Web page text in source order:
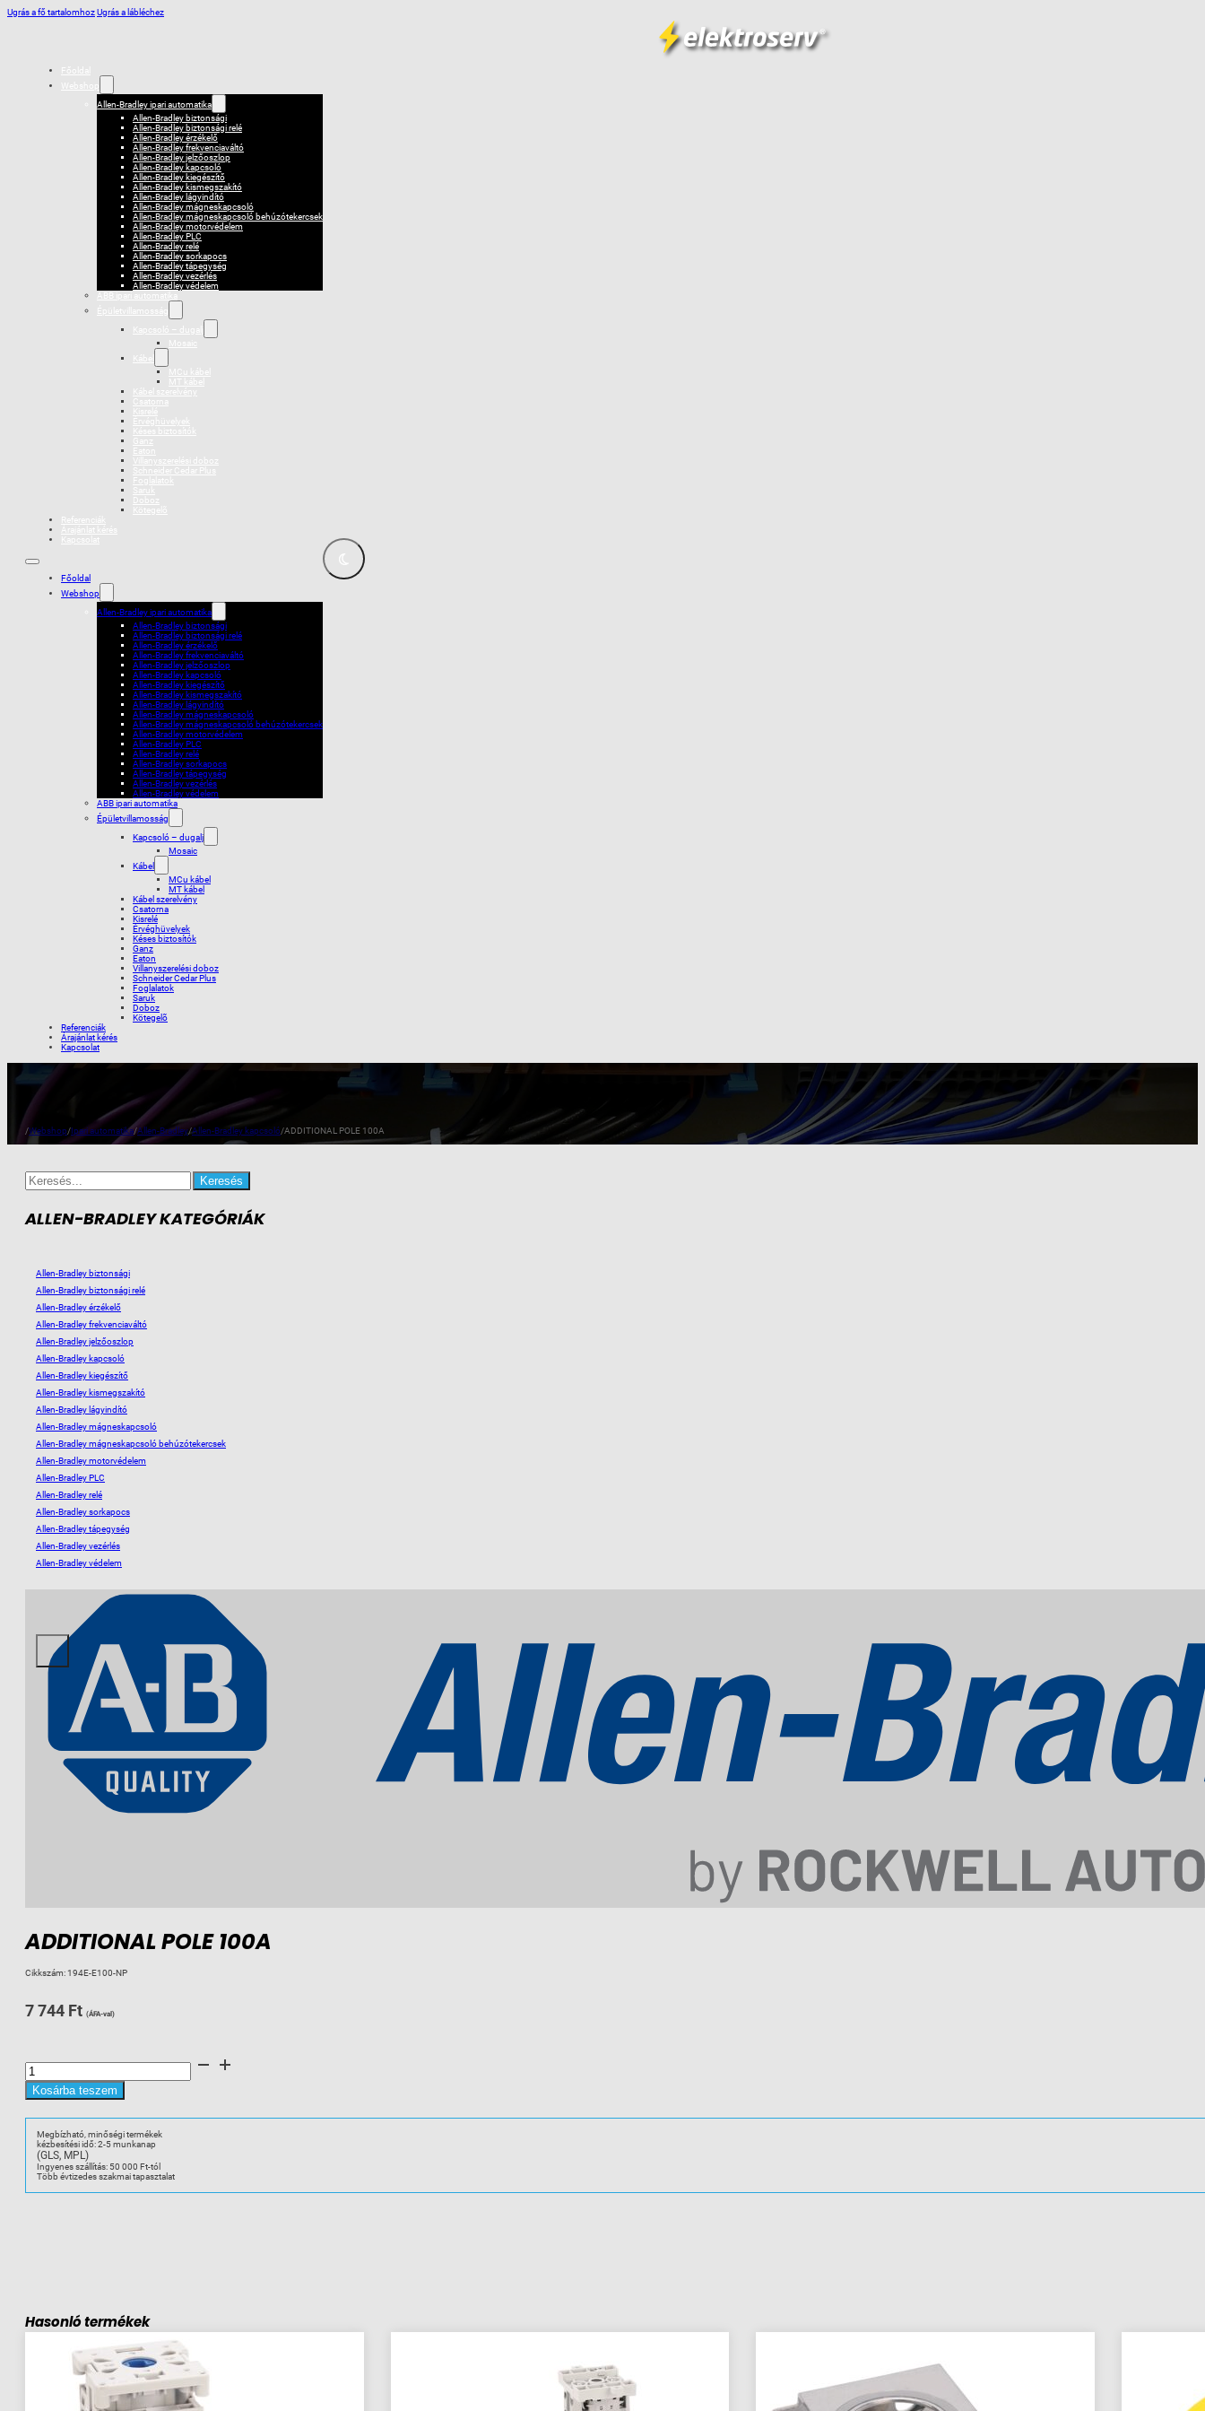
Ugrás a fő tartalomhozUgrás a lábléchez
Főoldal
Webshop
Allen-Bradley ipari automatika
Allen-Bradley biztonsági
Allen-Bradley biztonsági relé
Allen-Bradley érzékelő
Allen-Bradley frekvenciaváltó
Allen-Bradley jelzőoszlop
Allen-Bradley kapcsoló
Allen-Bradley kiegészítő
Allen-Bradley kismegszakító
Allen-Bradley lágyindító
Allen-Bradley mágneskapcsoló
Allen-Bradley mágneskapcsoló behúzótekercsek
Allen-Bradley motorvédelem
Allen-Bradley PLC
Allen-Bradley relé
Allen-Bradley sorkapocs
Allen-Bradley tápegység
Allen-Bradley vezérlés
Allen-Bradley védelem
ABB ipari automatika
Épületvillamosság
Kapcsoló – dugalj
Mosaic
Kábel
MCu kábel
MT kábel
Kábel szerelvény
Csatorna
Kisrelé
Érvéghüvelyek
Késes biztosítók
Ganz
Eaton
Villanyszerelési doboz
Schneider Cedar Plus
Foglalatok
Saruk
Doboz
Kötegelõ
Referenciák
Árajánlat kérés
Kapcsolat
Főoldal
Webshop
Allen-Bradley ipari automatika
Allen-Bradley biztonsági
Allen-Bradley biztonsági relé
Allen-Bradley érzékelő
Allen-Bradley frekvenciaváltó
Allen-Bradley jelzőoszlop
Allen-Bradley kapcsoló
Allen-Bradley kiegészítő
Allen-Bradley kismegszakító
Allen-Bradley lágyindító
Allen-Bradley mágneskapcsoló
Allen-Bradley mágneskapcsoló behúzótekercsek
Allen-Bradley motorvédelem
Allen-Bradley PLC
Allen-Bradley relé
Allen-Bradley sorkapocs
Allen-Bradley tápegység
Allen-Bradley vezérlés
Allen-Bradley védelem
ABB ipari automatika
Épületvillamosság
Kapcsoló – dugalj
Mosaic
Kábel
MCu kábel
MT kábel
Kábel szerelvény
Csatorna
Kisrelé
Érvéghüvelyek
Késes biztosítók
Ganz
Eaton
Villanyszerelési doboz
Schneider Cedar Plus
Foglalatok
Saruk
Doboz
Kötegelõ
Referenciák
Árajánlat kérés
Kapcsolat
/Webshop/Ipari automatika/Allen-Bradley/Allen-Bradley kapcsoló/ADDITIONAL POLE 100A
Search
for:
ALLEN-BRADLEY KATEGÓRIÁK
Allen-Bradley biztonsági
Allen-Bradley biztonsági relé
Allen-Bradley érzékelő
Allen-Bradley frekvenciaváltó
Allen-Bradley jelzőoszlop
Allen-Bradley kapcsoló
Allen-Bradley kiegészítő
Allen-Bradley kismegszakító
Allen-Bradley lágyindító
Allen-Bradley mágneskapcsoló
Allen-Bradley mágneskapcsoló behúzótekercsek
Allen-Bradley motorvédelem
Allen-Bradley PLC
Allen-Bradley relé
Allen-Bradley sorkapocs
Allen-Bradley tápegység
Allen-Bradley vezérlés
Allen-Bradley védelem
ADDITIONAL POLE 100A
Cikkszám:194E-E100-NP
7 744 Ft (ÁFA-val)
POLE
100A
mennyiség
Kosárba teszem
Megbízható, minőségi termékek
kézbesítési idő: 2-5 munkanap
(GLS, MPL)
Ingyenes szállítás: 50 000 Ft-tól
Több évtizedes szakmai tapasztalat
Hasonló termékek